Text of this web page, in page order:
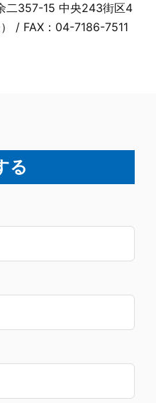
二357-15 中央243街区4
/ FAX：04-7186-7511
る